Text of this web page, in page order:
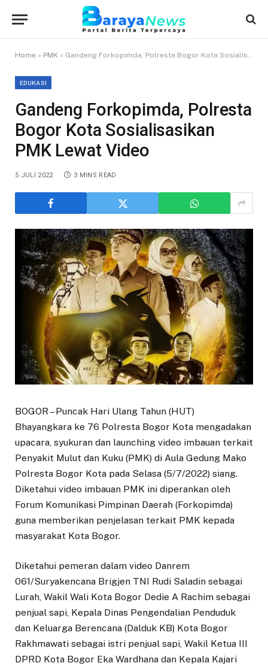
Home » PMK » Gandeng Forkopimda, Polresta Bogor Kota Sosialisasikan PMK Lewat Video
EDUKASI
Gandeng Forkopimda, Polresta
Bogor Kota Sosialisasikan
PMK Lewat Video
5 JULI 2022 3 MINS READ
BOGOR – Puncak Hari Ulang Tahun (HUT)
Bhayangkara ke 76 Polresta Bogor Kota mengadakan
upacara, syukuran dan launching video imbauan terkait
Penyakit Mulut dan Kuku (PMK) di Aula Gedung Mako
Polresta Bogor Kota pada Selasa (5/7/2022) siang.
Diketahui video imbauan PMK ini diperankan oleh
Forum Komunikasi Pimpinan Daerah (Forkopimda)
guna memberikan penjelasan terkait PMK kepada
masyarakat Kota Bogor.
Diketahui pemeran dalam video Danrem
061/Suryakencana Brigjen TNI Rudi Saladin sebagai
Lurah, Wakil Wali Kota Bogor Dedie A Rachim sebagai
penjual sapi, Kepala Dinas Pengendalian Penduduk
dan Keluarga Berencana (Dalduk KB) Kota Bogor
Rakhmawati sebagai istri penjual sapi, Wakil Ketua III
DPRD Kota Bogor Eka Wardhana dan Kepala Kajari